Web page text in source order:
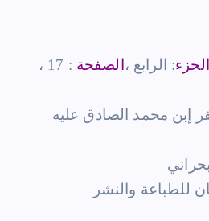
الجزء: الرابع ، الصفحة : 17 ،
إبن محمد الصادق عليه